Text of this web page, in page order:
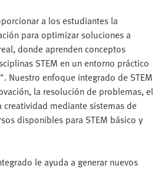
a los estudiantes la
para optimizar soluciones a
donde aprenden conceptos
STEM en un entorno práctico
Nuestro enfoque integrado de STEM
la resolución de problemas, el
mediante sistemas de
disponibles para STEM básico y
le ayuda a generar nuevos